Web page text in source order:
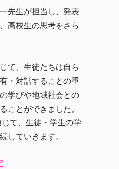
のみ受講可能）
時預かり）
先生が担当し、 発表
高校生の思考をさら
て、 生徒たちは自ら
・ 対話することの重
学びや地域社会との
ことができました。
て、生徒・ 学生の学
していきます。